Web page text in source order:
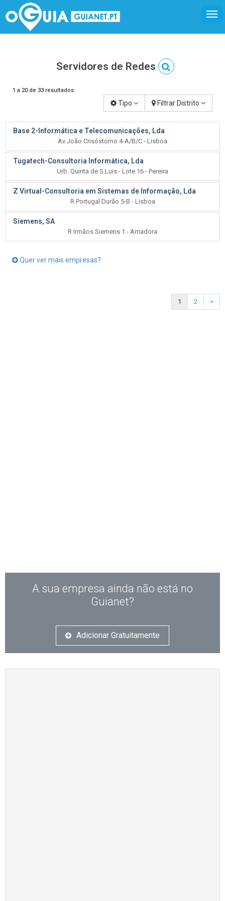
Servidores de Redes
1 a 20 de 33 resultados
Tipo Filtrar Distrito
Base 2-Informática e Telecomunicações, Lda
Av João Crisóstomo 4-A/B/C - Lisboa
Tugatech-Consultoria Informática, Lda
Urb. Quinta de S.Luis - Lote 16 - Pereira
Z Virtual-Consultoria em Sistemas de Informação, Lda
R Portugal Durão 5-B - Lisboa
Siemens, SA
R Irmãos Siemens 1 - Amadora
Quer ver mais empresas?
1 2 >
A sua empresa ainda não está no
Guianet?
Adicionar Gratuitamente